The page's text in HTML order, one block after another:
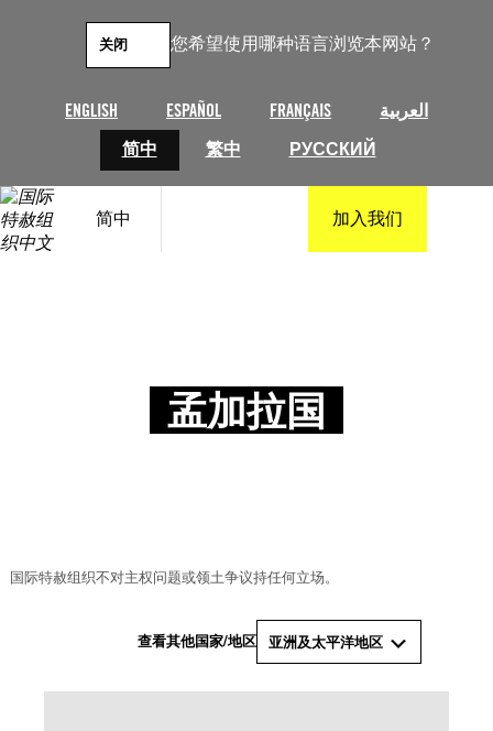
您希望使用哪种语言浏览本网站？
ENGLISH ESPAÑOL FRANÇAIS
العربية
简中
繁中 РУССКИЙ
关闭
简中 加入我们
孟加拉国
国际特赦组织不对主权问题或领土争议持任何立场。
查看其他国家/地区 亚洲及太平洋地区